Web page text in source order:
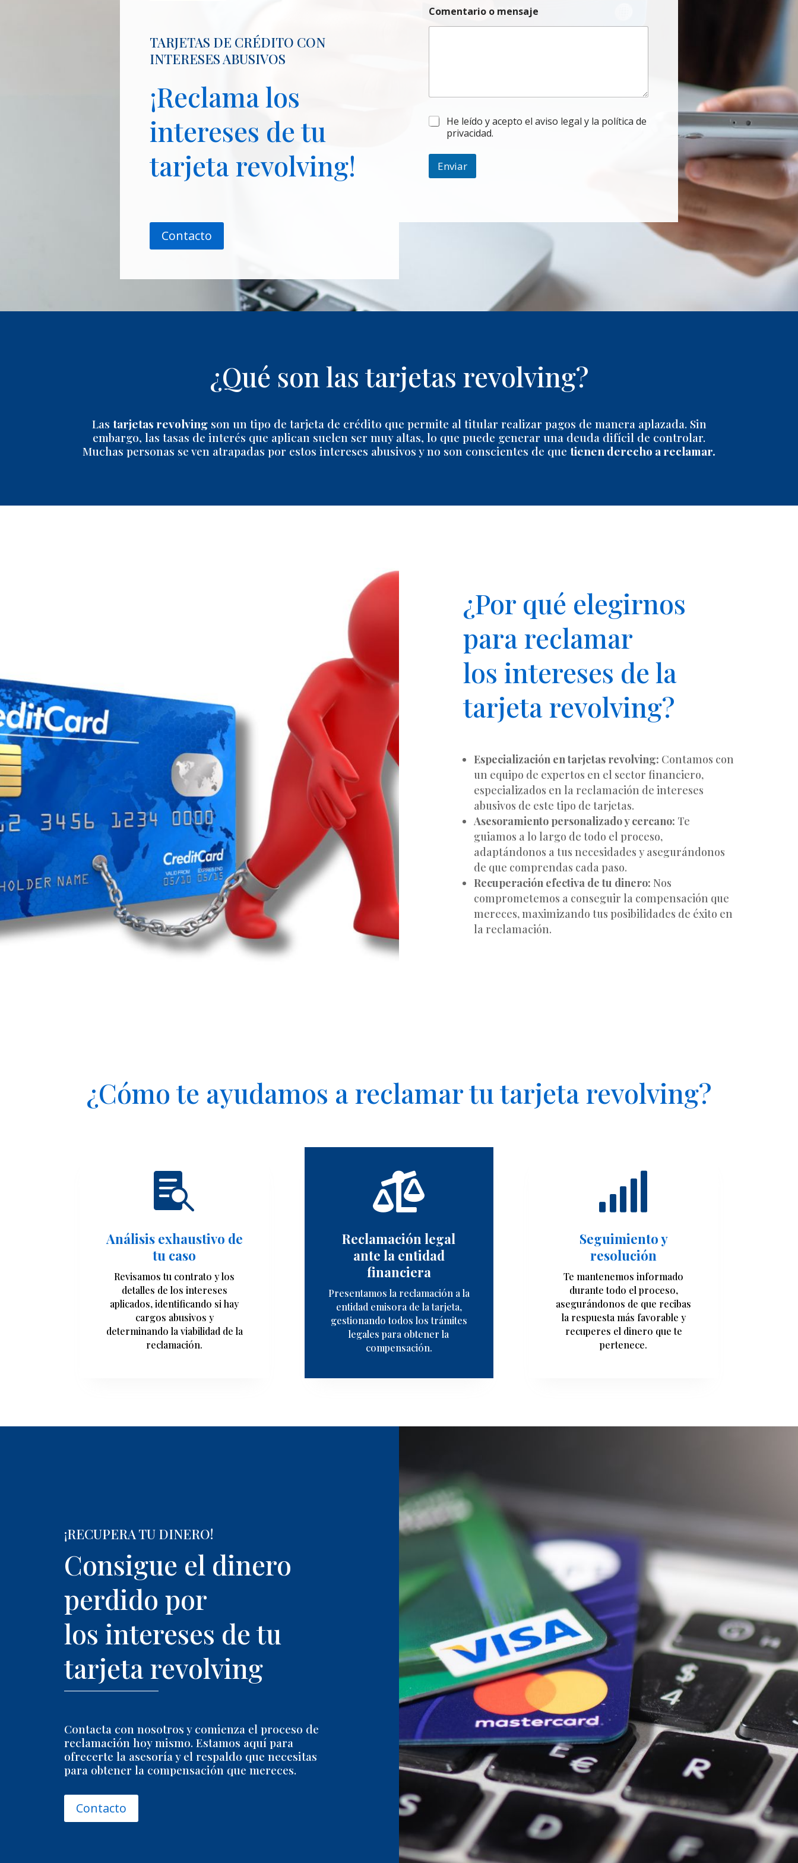
TARJETAS DE CRÉDITO CON
INTERESES ABUSIVOS
¡Reclama los
intereses de tu
tarjeta revolving!
Contacto
c
r
*
Comentario o mensaje
l
a
*
He leído y acepto el aviso legal y la política de
privacidad.
Enviar
¿Qué son las tarjetas revolving?
Las tarjetas revolvingson un tipo de tarjeta de crédito que permite al titular realizar pagos de manera aplazada. Sin
embargo, las tasas de interés que aplican suelen ser muy altas, lo que puede generar una deuda difícil de controlar.
Muchas personas se ven atrapadas por estos intereses abusivos y no son conscientes de que tienen derecho a reclamar.
¿Por qué elegirnos
para reclamar
los intereses de la
tarjeta revolving?
Especialización en tarjetas revolving: Contamos con
un equipo de expertos en el sector financiero,
especializados en la reclamación de intereses
abusivos de este tipo de tarjetas.
Asesoramiento personalizado y cercano: Te
guiamos a lo largo de todo el proceso,
adaptándonos a tus necesidades y asegurándonos
de que comprendas cada paso.
Recuperación efectiva de tu dinero: Nos
comprometemos a conseguir la compensación que
mereces, maximizando tus posibilidades de éxito en
la reclamación.
¿Cómo te ayudamos a reclamar tu tarjeta revolving?

Análisis exhaustivo de
tu caso
Revisamos tu contrato y los
detalles de los intereses
aplicados, identificando si hay
cargos abusivos y
determinando la viabilidad de la
reclamación.

Reclamación legal
ante la entidad
financiera
Presentamos la reclamación a la
entidad emisora de la tarjeta,
gestionando todos los trámites
legales para obtener la
compensación.

Seguimiento y
resolución
Te mantenemos informado
durante todo el proceso,
asegurándonos de que recibas
la respuesta más favorable y
recuperes el dinero que te
pertenece.
¡RECUPERA TU DINERO!
Consigue el dinero
perdido por
los intereses de tu
tarjeta revolving
Contacta con nosotros y comienza el proceso de
reclamación hoy mismo. Estamos aquí para
ofrecerte la asesoría y el respaldo que necesitas
para obtener la compensación que mereces.
Contacto